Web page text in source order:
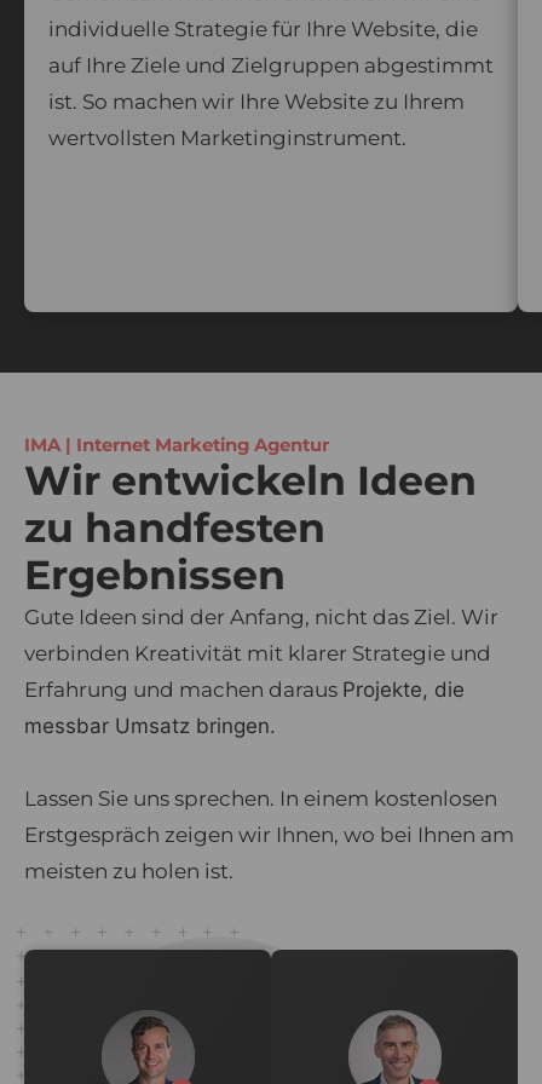
individuelle Strategie für Ihre Website, die
auf Ihre Ziele und Zielgruppen abgestimmt
ist. So machen wir Ihre Website zu Ihrem
wertvollsten Marketinginstrument.
IMA | Internet Marketing Agentur
Wir entwickeln Ideen
zu handfesten
Ergebnissen
Gute Ideen sind der Anfang, nicht das Ziel. Wir
verbinden Kreativität mit klarer Strategie und
Erfahrung und machen daraus Projekte, die
messbar Umsatz bringen.
Lassen Sie uns sprechen. In einem kostenlosen
Erstgespräch zeigen wir Ihnen, wo bei Ihnen am
meisten zu holen ist.